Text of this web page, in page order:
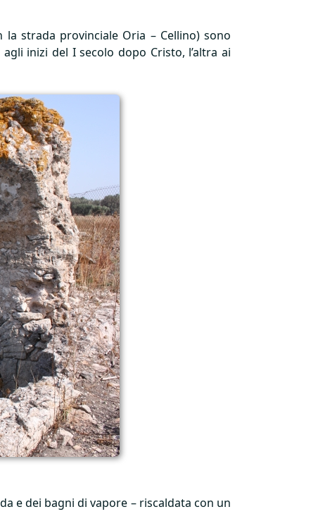
strada provinciale Oria – Cellino) sono
inizi del I secolo dopo Cristo, l’altra ai
e dei bagni di vapore – riscaldata con un